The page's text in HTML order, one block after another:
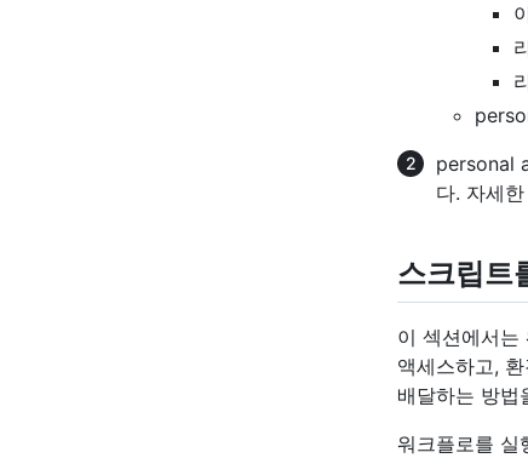
personal
다. 자세
스크립트
이 섹션에서
액세스하고,
배달하는 방법
워크플로를 실